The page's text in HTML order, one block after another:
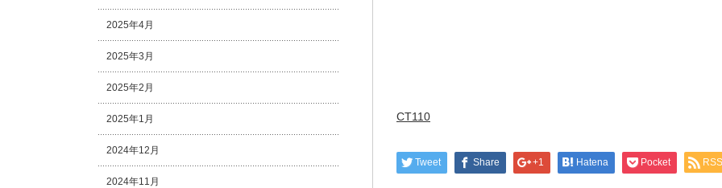
CT110
Tweet Share +1 Hatena Pocket RSS
2025年4月
2025年3月
2025年2月
2025年1月
2024年12月
2024年11月